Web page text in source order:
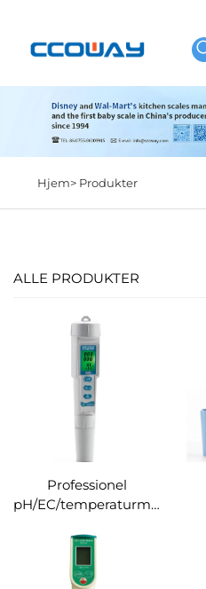
Hjem> Produkter
ALLE PRODUKTER
Professionel
pH/EC/temperaturmåler,
vandkvalitetsmonitor
og testapparat